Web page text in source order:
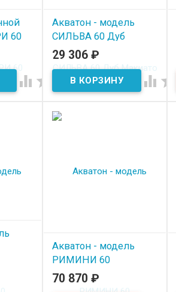
60
 
Акватон - модель
СИЛЬВА 60 Дуб
Макиато
В наличии
29 306 ₽
 
Акватон - модель
РИМИНИ 60
В наличии
70 870 ₽